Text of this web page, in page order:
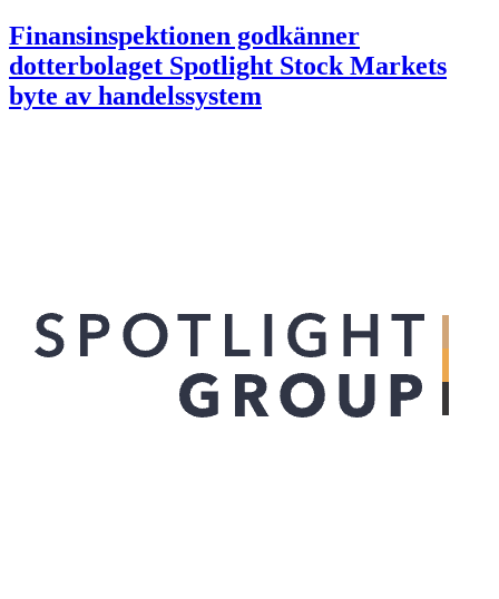
Finansinspektionen godkänner
dotterbolaget Spotlight Stock Markets
byte av handelssystem